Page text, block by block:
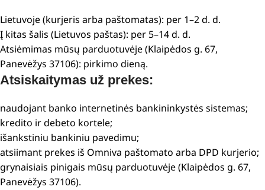
Lietuvoje (kurjeris arba paštomatas): per 1–2 d. d.
Į kitas šalis (Lietuvos paštas): per 5–14 d. d.
Atsiėmimas mūsų parduotuvėje (Klaipėdos g. 67,
Panevėžys 37106): pirkimo dieną.
Atsiskaitymas už prekes:
naudojant banko internetinės bankininkystės sistemas;
kredito ir debeto kortele;
išankstiniu bankiniu pavedimu;
atsiimant prekes iš Omniva paštomato arba DPD kurjerio;
grynaisiais pinigais mūsų parduotuvėje (Klaipėdos g. 67,
Panevėžys 37106).